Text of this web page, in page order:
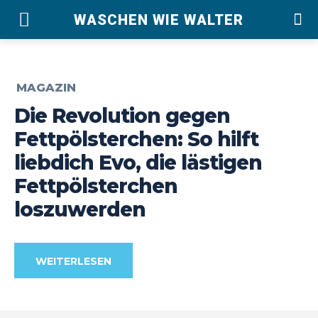
WASCHEN WIE WALTER
MAGAZIN
Die Revolution gegen
Fettpölsterchen: So hilft
liebdich Evo, die lästigen
Fettpölsterchen
loszuwerden
WEITERLESEN